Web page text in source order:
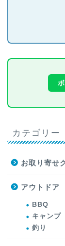
カテゴリー
お取り寄せ
アウトドア
BBQ
キャンプ
釣り